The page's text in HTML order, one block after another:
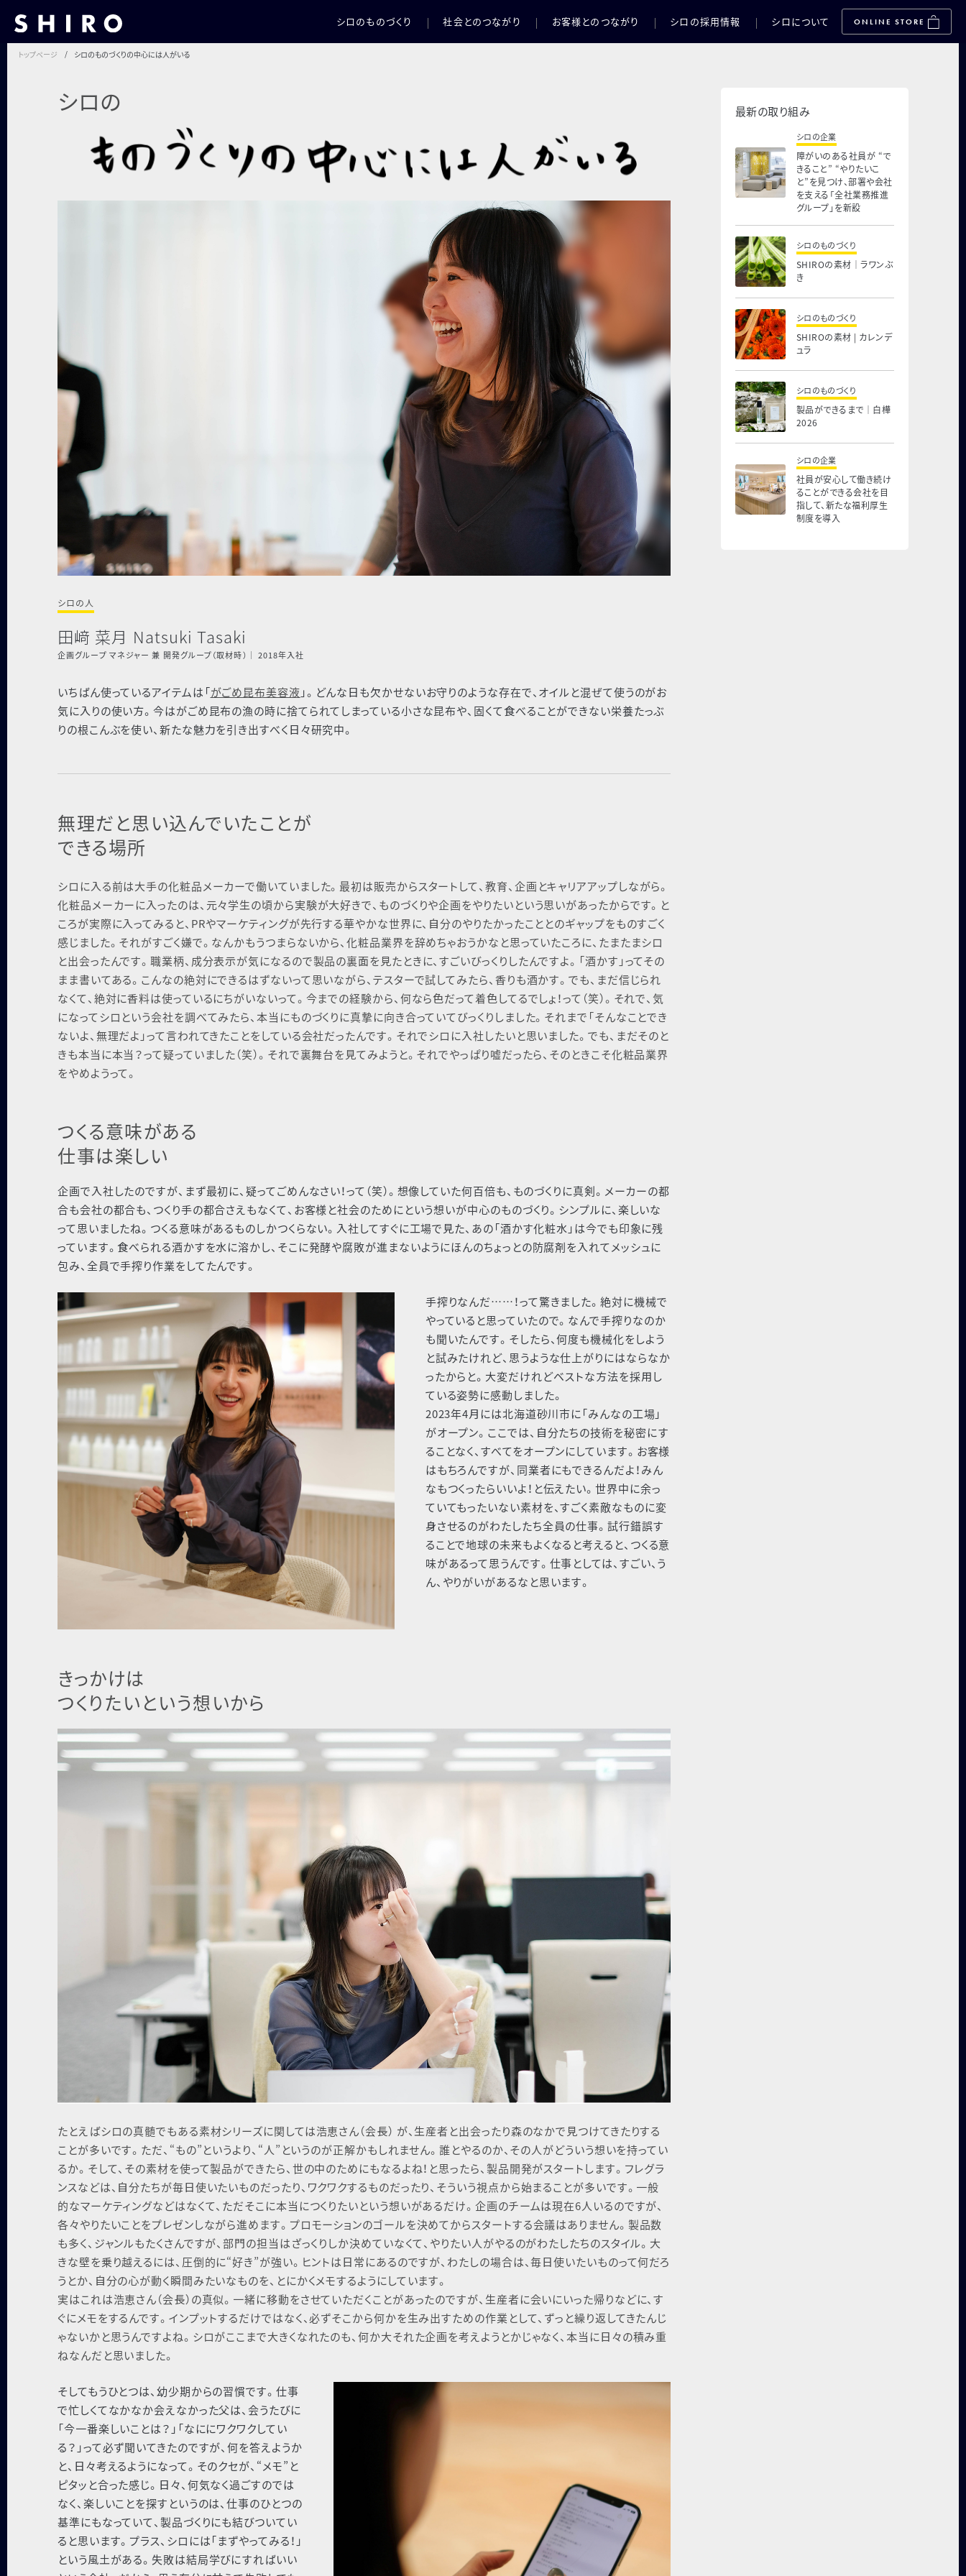
シロのものづくり 社会とのつながり お客様とのつながり シロの採用情報 シロについて ONLINE STORE
トップページ シロのものづくりの中心には人がいる
シロの
⽥﨑 菜⽉ Natsuki Tasaki
企画グループ マネジャー 兼 開発グループ（取材時） ｜ 2018年⼊社
シロの人
いちばん使っているアイテムは「がごめ昆布美容液 」。どんな⽇も⽋かせないお守りのような存在で、オイルと混ぜて使うのがお
気に⼊りの使い⽅。今はがごめ昆布の漁の時に捨てられてしまっている⼩さな昆布や、固くて⾷べることができない栄養たっぶ
りの根こんぶを使い、新たな魅⼒を引き出すべく⽇々研究中。
無理だと思い込んでいたことが
できる場所
シロに⼊る前は⼤⼿の化粧品メーカーで働いていました。最初は販売からスタートして、教育、企画とキャリアアップしながら。
化粧品メーカーに⼊ったのは、元々学⽣の頃から実験が⼤好きで、ものづくりや企画をやりたいという思いがあったからです。と
ころが実際に⼊ってみると、PRやマーケティングが先⾏する華やかな世界に、⾃分のやりたかったこととのギャップをものすごく
感じました。それがすごく嫌で。なんかもうつまらないから、化粧品業界を辞めちゃおうかなと思っていたころに、たまたまシロ
と出会ったんです。職業柄、成分表⽰が気になるので製品の裏⾯を⾒たときに、すごいびっくりしたんですよ。「酒かす」ってその
まま書いてある。こんなの絶対にできるはずないって思いながら、テスターで試してみたら、⾹りも酒かす。でも、まだ信じられ
なくて、絶対に⾹料は使っているにちがいないって。今までの経験から、何なら⾊だって着⾊してるでしょ！って（笑）。それで、気
になってシロという会社を調べてみたら、本当にものづくりに真摯に向き合っていてびっくりしました。それまで「そんなことでき
ないよ、無理だよ」って⾔われてきたことをしている会社だったんです。それでシロに⼊社したいと思いました。でも、まだそのと
きも本当に本当？って疑っていました（笑）。それで裏舞台を⾒てみようと。それでやっぱり嘘だったら、そのときこそ化粧品業界
をやめようって。
つくる意味がある
仕事は楽しい
企画で⼊社したのですが、まず最初に、疑ってごめんなさい！って（笑）。想像していた何百倍も、ものづくりに真剣。メーカーの都
合も会社の都合も、つくり⼿の都合さえもなくて、お客様と社会のためにという想いが中⼼のものづくり。シンプルに、楽しいな
って思いましたね。つくる意味があるものしかつくらない。⼊社してすぐに⼯場で⾒た、あの「酒かす化粧⽔」は今でも印象に残
っています。⾷べられる酒かすを⽔に溶かし、そこに発酵や腐敗が進まないようにほんのちょっとの防腐剤を⼊れてメッシュに
包み、全員で⼿搾り作業をしてたんです。
⼿搾りなんだ……！って驚きました。絶対に機械で
やっていると思っていたので。なんで⼿搾りなのか
も聞いたんです。そしたら、何度も機械化をしよう
と試みたけれど、思うような仕上がりにはならなか
ったからと。⼤変だけれどベストな⽅法を採⽤し
ている姿勢に感動しました。
2023年4⽉には北海道砂川市に「みんなの⼯場」
がオープン。ここでは、⾃分たちの技術を秘密にす
ることなく、すべてをオープンにしています。お客様
はもちろんですが、同業者にもできるんだよ！みん
なもつくったらいいよ！と伝えたい。世界中に余っ
ていてもったいない素材を、すごく素敵なものに変
⾝させるのがわたしたち全員の仕事。試⾏錯誤す
ることで地球の未来もよくなると考えると、つくる意
味があるって思うんです。仕事としては、すごい、う
ん、やりがいがあるなと思います。
きっかけは
つくりたいという想いから
たとえばシロの真髄でもある素材シリーズに関しては浩恵さん（会⻑） が、⽣産者と出会ったり森のなかで⾒つけてきたりする
ことが多いです。ただ、“もの”というより、“⼈”というのが正解かもしれません。誰とやるのか、その⼈がどういう想いを持ってい
るか。そして、その素材を使って製品ができたら、世の中のためにもなるよね！と思ったら、製品開発がスタートします。フレグラ
ンスなどは、⾃分たちが毎⽇使いたいものだったり、ワクワクするものだったり、そういう視点から始まることが多いです。⼀般
的なマーケティングなどはなくて、ただそこに本当につくりたいという想いがあるだけ。企画のチームは現在6⼈いるのですが、
各々やりたいことをプレゼンしながら進めます。プロモーションのゴールを決めてからスタートする会議はありません。製品数
も多く、ジャンルもたくさんですが、部⾨の担当はざっくりしか決めていなくて、やりたい⼈がやるのがわたしたちのスタイル。⼤
きな壁を乗り越えるには、圧倒的に“好き”が強い。ヒントは⽇常にあるのですが、わたしの場合は、毎⽇使いたいものって何だろ
うとか、⾃分の⼼が動く瞬間みたいなものを、とにかくメモするようにしています。
実はこれは浩恵さん（会⻑）の真似。⼀緒に移動をさせていただくことがあったのですが、⽣産者に会いにいった帰りなどに、す
ぐにメモをするんです。インプットするだけではなく、必ずそこから何かを⽣み出すための作業として、ずっと繰り返してきたんじ
ゃないかと思うんですよね。シロがここまで⼤きくなれたのも、何か⼤それた企画を考えようとかじゃなく、本当に⽇々の積み重
ねなんだと思いました。
そしてもうひとつは、幼少期からの習慣です。仕事
で忙しくてなかなか会えなかった⽗は、会うたびに
「今⼀番楽しいことは？」「なににワクワクしてい
る？」って必ず聞いてきたのですが、何を答えようか
と、⽇々考えるようになって。そのクセが、“メモ”と
ピタッと合った感じ。⽇々、何気なく過ごすのでは
なく、楽しいことを探すというのは、仕事のひとつの
基準にもなっていて、製品づくりにも結びついてい
ると思います。プラス、シロには「まずやってみる！」
という⾵⼟がある。失敗は結局学びにすればいい
最新の取り組み
シロの企業
障がいのある社員が “で
きること” “やりたいこ
と”を見つけ、部署や会社
を支える「全社業務推進
グループ」を新設
シロのものづくり
SHIROの素材｜ラワンぶ
き
シロのものづくり
SHIROの素材 | カレンデ
ュラ
シロのものづくり
製品ができるまで｜白樺
2026
シロの企業
社員が安心して働き続け
ることができる会社を目
指して、新たな福利厚生
制度を導入